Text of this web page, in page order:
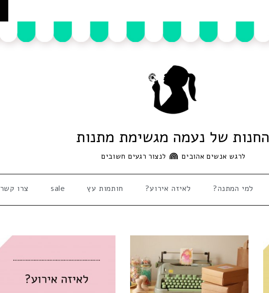
החנות של נעמה מגשימת מתנות
לרגש אנשים אהובים לנצור רגעים חשובים
למי המתנה? לאיזה אירוע? חותמות עץ sale צרו קשר